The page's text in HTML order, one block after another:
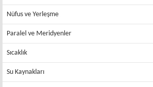
Nüfus ve Yerleşme
Paralel ve Meridyenler
Sıcaklık
Su Kaynakları